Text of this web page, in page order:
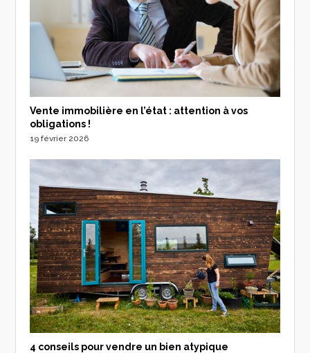
Vente immobilière en l’état : attention à vos
obligations !
19 février 2026
4 conseils pour vendre un bien atypique